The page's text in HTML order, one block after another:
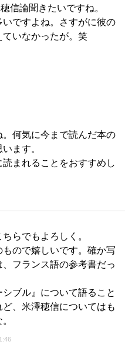
信論聞きたいですね。
ですよね。さすがに彼の
いなかったが。笑
。何気に今まで読んだ本の
ます。
まれることをおすすめし
らでもよろしく。
ので嬉しいです。確か写
フランス語の参考書だっ
ブル』について語ること
、米澤穂信についてはも